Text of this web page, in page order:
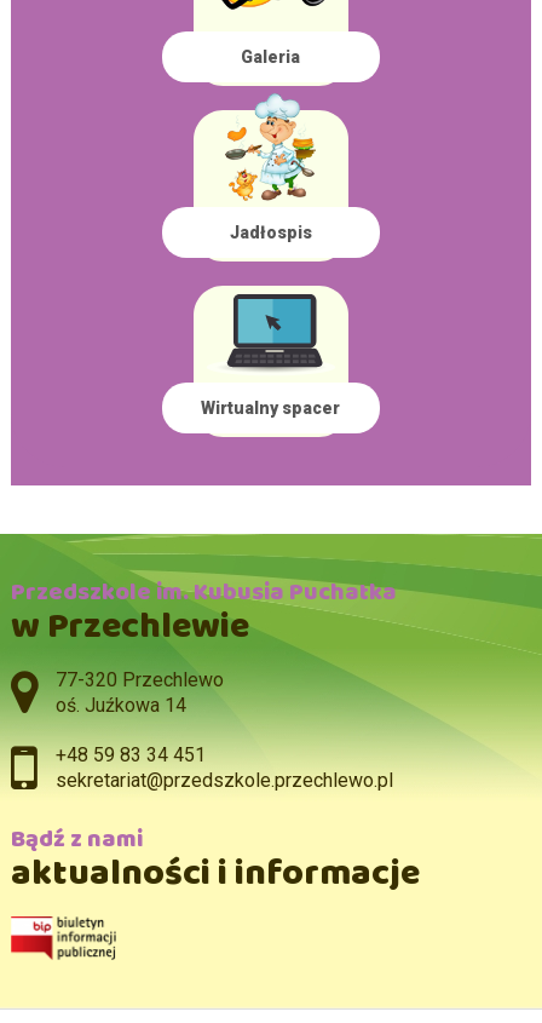
Galeria
Jadłospis
Wirtualny spacer
Przedszkole im. Kubusia Puchatka
w Przechlewie
Adres pocztowy:
77-320 Przechlewo
oś. Juźkowa 14
+48 59 83 34 451
sekretariat@przedszkole.przechlewo.pl
Bądź z nami
aktualności i informacje